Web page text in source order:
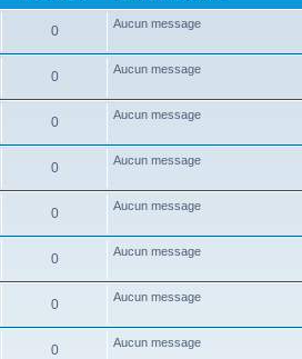
0 Aucun message
0 Aucun message
0 Aucun message
0 Aucun message
0 Aucun message
0 Aucun message
0 Aucun message
0 Aucun message